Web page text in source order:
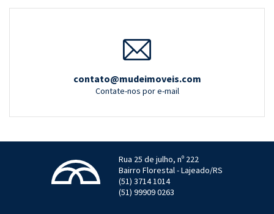
contato@mudeimoveis.com
Contate-nos por e-mail
Rua 25 de julho, nº 222
Bairro Florestal - Lajeado/RS
(51) 3714 1014
(51) 99909 0263